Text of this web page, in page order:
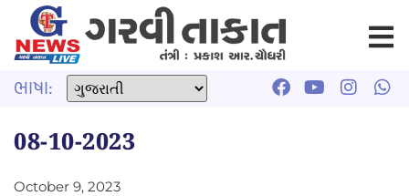
ભાષા:
08-10-2023
October 9, 2023